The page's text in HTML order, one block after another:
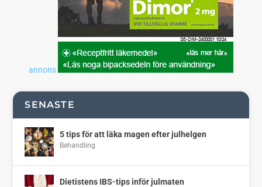
annons
SENASTE
5 tips för att läka magen efter julhelgen
Behandling
Dietistens IBS-tips inför julmaten